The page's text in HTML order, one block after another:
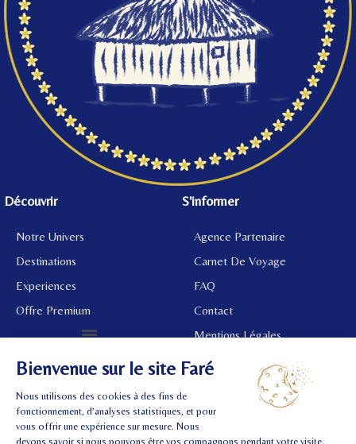
Découvrir
Notre Univers
Destinations
Experiences
Offre Premium
S'informer
Agence Partenaire
Carnet De Voyage
FAQ
Contact
Mentions Légales